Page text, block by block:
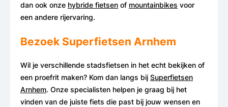
dan ook onze hybride fietsen of mountainbikes voor
een andere rijervaring.
Bezoek Superfietsen Arnhem
Wil je verschillende stadsfietsen in het echt bekijken of
een proefrit maken? Kom dan langs bij Superfietsen
Arnhem. Onze specialisten helpen je graag bij het
vinden van de juiste fiets die past bij jouw wensen en